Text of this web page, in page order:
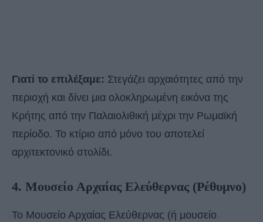
Γιατί το επιλέξαμε: Στεγάζει αρχαιότητες από την
περιοχή και δίνει μια ολοκληρωμένη εικόνα της
Κρήτης από την Παλαιολιθική μέχρι την Ρωμαϊκή
περίοδο. Το κτίριο από μόνο του αποτελεί
αρχιτεκτονικό στολίδι.
4. Μουσείο Αρχαίας Ελεύθερνας (Ρέθυμνο)
Το Μουσείο Αρχαίας Ελεύθερνας (ή μουσείο